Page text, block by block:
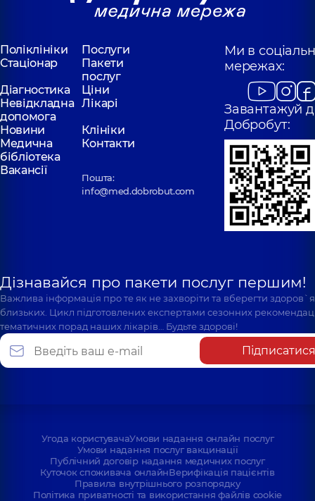
Поліклініки
Послуги
Стаціонар
Пакети
послуг
Діагностика
Ціни
Невідкладна
допомога
Лікарі
Новини
Клініки
Медична
бібліотека
Контакти
Вакансії
Пошта:
info@med.dobrobut.com
Ми в
мережах:
Завантажуй
Добробут:
Дізнавайся про пакети послуг першим!
Важлива інформація про те як не захворіти та вберегти
близьких. Цикл підготовлених експертами сезонних
тематичних порад наших лікарів… Будьте здорові!
Підписатися
Угода користувачаУмови надання онлайн послуг
Умови надання послуг вакцинації
Публічний договір надання медичних послуг
Куточок споживача онлайнВерифікація пацієнтів
Правила внутрішнього розпорядку
Політика приватності та використання файлів cookie